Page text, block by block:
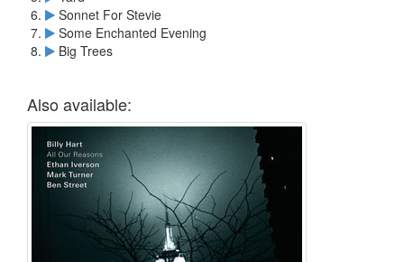
Sonnet For Stevie
Some Enchanted Evening
Big Trees
Also available: